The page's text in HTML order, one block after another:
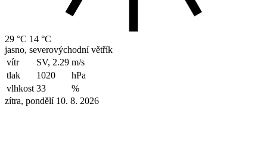
29 °C 14 °C
jasno, severovýchodní větřík
vítr
SV, 2.29 m/s
tlak
1020
hPa
vlhkost 33
%
zítra, pondělí 10. 8. 2026